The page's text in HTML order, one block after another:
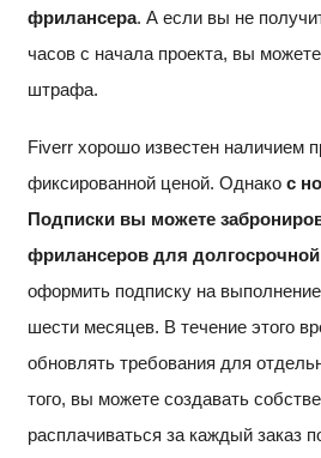
фрилансера. А если вы не
часов с начала проекта, вы
штрафа.
Fiverr хорошо известен наличием
фиксированной ценой. Однако с
Подписки вы можете
фрилансеров для
оформить подписку на
шести месяцев. В течение этого
обновлять требования для
того, вы можете создавать
расплачиваться за каждый заказ